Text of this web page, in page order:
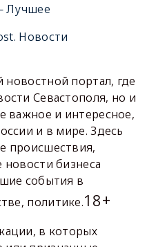
Лучшее
Новости
новостной портал, где
Севастополя, но и
важное и интересное,
и в мире. Здесь
происшествия,
бизнеса
события в
политике.18+
в которых